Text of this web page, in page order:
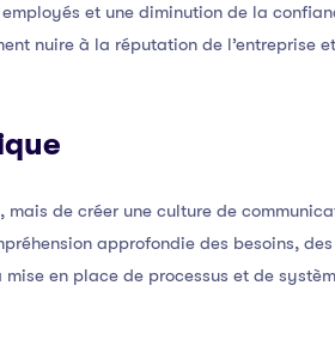
et une diminution de la
nuire à la réputation de l’entreprise
de créer une culture de
approfondie des besoins,
en place de processus et de